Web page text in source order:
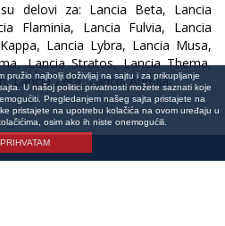
delovi za: Lancia Beta, Lancia
Flaminia, Lancia Fulvia, Lancia
Lancia Lybra, Lancia Musa,
Lancia Stratos, Lancia Thema,
Lancia Zeta, Lancia Aurelia.
pružio najbolji doživljaj na sajtu i za prikupljanje
U našoj politici privatnosti možete saznati koje
Pregledanjem našeg sajta pristajete na
pristajete na upotrebu kolačića na ovom uređaju u
osim ako ih niste onemogućili.
PRIHVATAM